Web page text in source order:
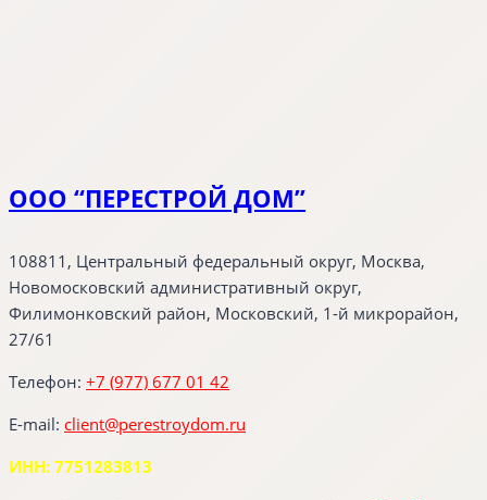
ООО “ПЕРЕСТРОЙ ДОМ”
108811, Центральный федеральный округ, Москва,
Новомосковский административный округ,
Филимонковский район, Московский, 1-й микрорайон,
27/61
Телефон: +7 (977) 677 01 42
E-mail: client@perestroydom.ru
ИНН: 7751283813